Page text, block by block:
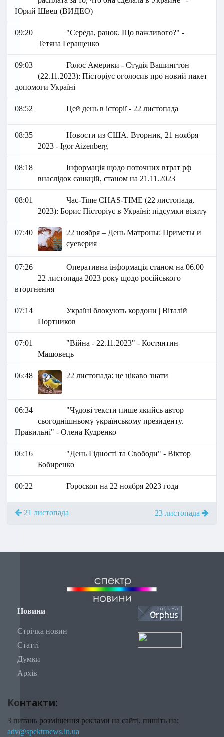
Юрий Швец (ВИДЕО)
09:20
"Середа, ранок. Що важливого?" -
Тетяна Геращенко
09:03
Голос Америки - Студія Вашингтон
(22.11.2023): Пісторіус оголосив про новий пакет
допомоги Україні
08:52 Цей день в історії - 22 листопада
08:35
Новости из США. Вторник, 21 ноября
2023 - Igor Aizenberg
08:18
Інформація щодо поточних втрат рф
внаслідок санкцій, станом на 21.11.2023
08:01
Час-Time CHAS-TIME (22 листопада,
2023): Борис Пісторіус в Україні: підсумки візиту
07:40
22 ноября – День Матроны: Приметы и
суеверия
07:26
Оперативна інформація станом на 06.00
22 листопада 2023 року щодо російського
вторгнення
07:14
Україні блокують кордони | Віталій
Портников
07:01
"Війна - 22.11.2023" - Костянтин
Машовець
06:48 22 листопада: це цікаво знати
06:34
"Чудові тексти пише якийсь автор
сьогоднішньому українському президенту.
Правильні" - Олена Кудренко
06:16
"День Гідності та Свободи" - Віктор
Бобиренко
00:22 Гороскоп на 22 ноября 2023 года
21 листопада 23 листопада
Новини
Стрічка новин
Статті
Думки
Архів
Контакти:
З питань розміщення реклами на сайті, пишіть на:
adv@spektrnews.in.ua